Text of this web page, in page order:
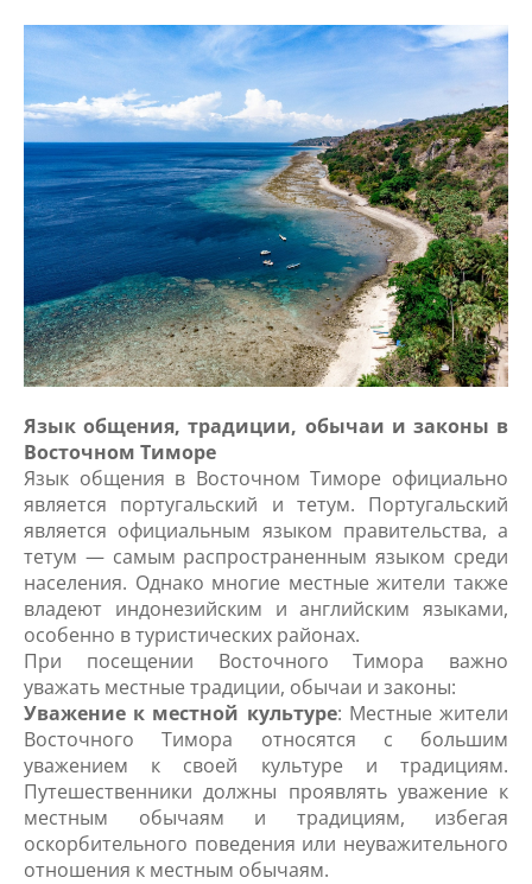
Язык общения, традиции, обычаи и законы в
Восточном Тиморе
Язык общения в Восточном Тиморе официально
является португальский и тетум. Португальский
является официальным языком правительства, а
тетум — самым распространенным языком среди
населения. Однако многие местные жители также
владеют индонезийским и английским языками,
особенно в туристических районах.
При посещении Восточного Тимора важно
уважать местные традиции, обычаи и законы:
Уважение к местной культуре: Местные жители
Восточного Тимора относятся с большим
уважением к своей культуре и традициям.
Путешественники должны проявлять уважение к
местным обычаям и традициям, избегая
оскорбительного поведения или неуважительного
отношения к местным обычаям.